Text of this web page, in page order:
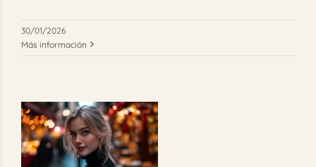
30/01/2026
Más información